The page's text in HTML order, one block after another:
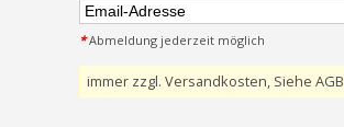
*Abmeldung jederzeit möglich
immer zzgl. Versandkosten, Siehe AGB